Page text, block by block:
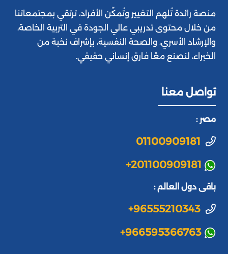
منصة رائدة تُلهم التغيير وتُمكِّن الأفراد، ترتقي بمجتمعاتنا
من خلال محتوى تدريبي عالي الجودة في التربية الخاصة،
والإرشاد الأسري، والصحة النفسية، بإشراف نخبة من
الخبراء، لنصنع معًا فارق إنساني حقيقي.
تواصل معنا
مصر :
01100909181
+201100909181
باقى دول العالم :
+96555210343
+966595366763